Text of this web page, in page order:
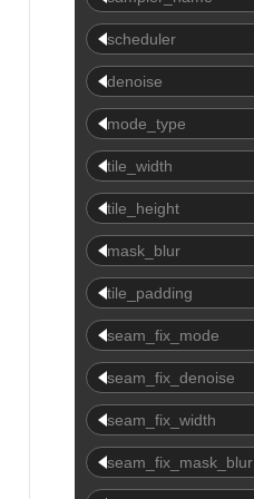
scheduler
denoise
mode_type
tile_width
tile_height
mask_blur
tile_padding
seam_fix_mode
seam_fix_denoise
seam_fix_width
seam_fix_mask_blur